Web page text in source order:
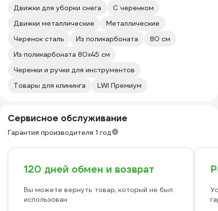
Движки для уборки снега
С черенком
Движки металлические
Металлические
Черенок сталь
Из поликарбоната
80 см
Из поликарбоната 80х45 см
Черенки и ручки для инструментов
Товары для клининга
LWI Премиум
Сервисное обслуживание
Гарантия производителя 1 год
120 дней обмен и возврат
Вы можете вернуть товар, который не был
использован